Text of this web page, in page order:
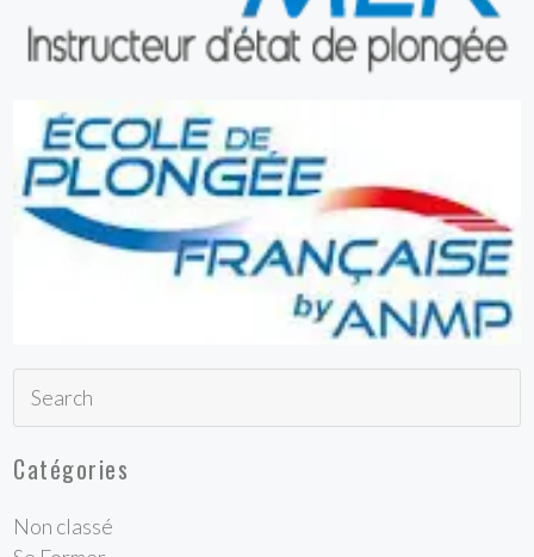
Catégories
Non classé